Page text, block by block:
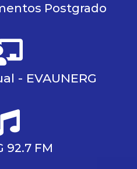
Postgrado
- EVAUNERG
92.7 FM